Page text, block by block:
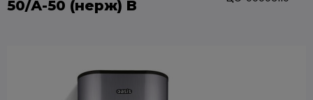
50/А-50 (нерж) B